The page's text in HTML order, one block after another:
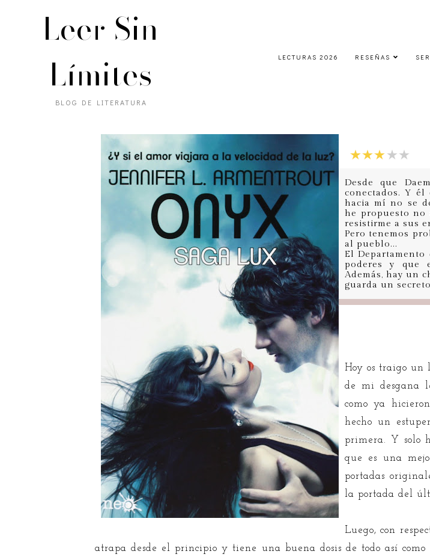
Leer Sin
Límites
BLOG DE LITERATURA
LECTURAS 2026 RESEÑAS
Desde que
conectados. Y él
hacia mí no se
he propuesto no
resistirme a sus
Pero tenemos
al pueblo...
El Departamento
poderes y que
Además, hay un
guarda un
Hoy os traigo un
de mi desgana
como ya
hecho un
primera. Y solo
que es una
portadas
la portada del
Luego, con
atrapa desde el principio y tiene una buena dosis de todo así